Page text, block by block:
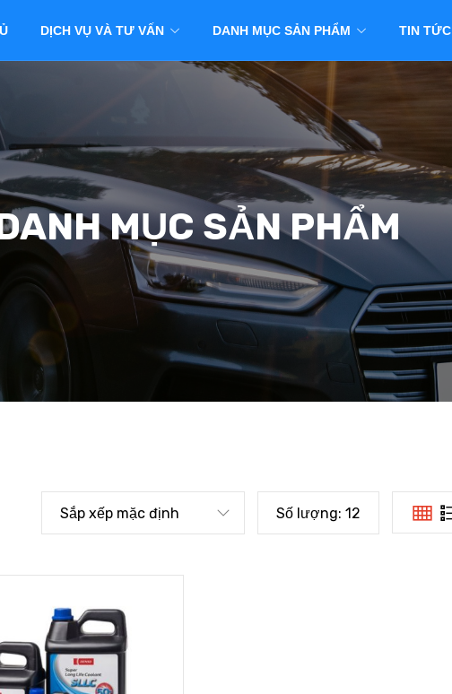
DỊCH VỤ VÀ TƯ VẤN DANH MỤC SẢN PHẨM TIN TỨC
MỤC SẢN PHẨM
Sắp xếp mặc định Số lượng: 12